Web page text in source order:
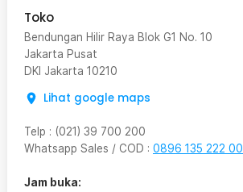
Toko
Bendungan Hilir Raya Blok G1 No. 10
Jakarta Pusat
DKI Jakarta 10210
Lihat google maps
Telp : (021) 39 700 200
Whatsapp Sales / COD : 0896 135 222 00
Jam buka: